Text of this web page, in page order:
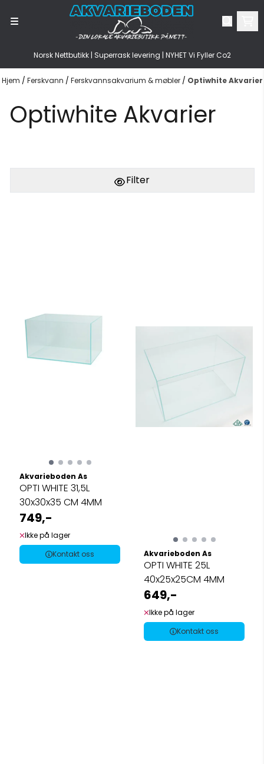
Hopp til innhold
Norsk Nettbutikk | Superrask levering | NYHET Vi Fyller Co2
Hjem / Ferskvann / Ferskvannsakvarium & møbler / Optiwhite Akvarier
Optiwhite Akvarier
Filter
Akvarieboden As
OPTI WHITE 31,5L
30x30x35 CM 4MM
749,-
Ikke på lager
Kontakt oss
Akvarieboden As
OPTI WHITE 25L
40x25x25CM 4MM
649,-
Ikke på lager
Kontakt oss